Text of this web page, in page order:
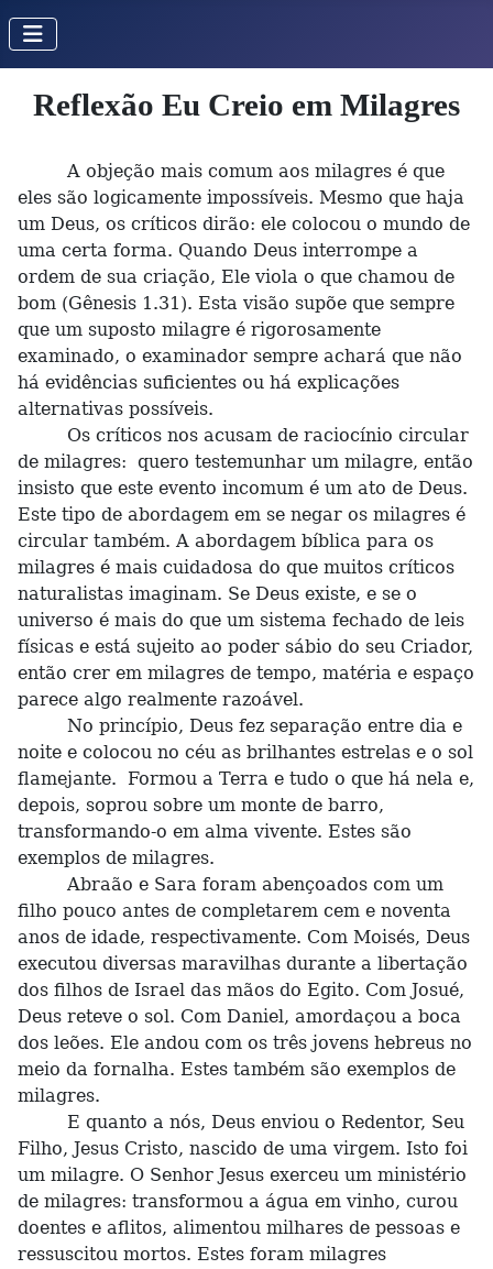
Reflexão Eu Creio em Milagres
A objeção mais comum aos milagres é que
eles são logicamente impossíveis. Mesmo que haja
um Deus, os críticos dirão: ele colocou o mundo de
uma certa forma. Quando Deus interrompe a
ordem de sua criação, Ele viola o que chamou de
bom (Gênesis 1.31). Esta visão supõe que sempre
que um suposto milagre é rigorosamente
examinado, o examinador sempre achará que não
há evidências suficientes ou há explicações
alternativas possíveis.
Os críticos nos acusam de raciocínio circular
de milagres: quero testemunhar um milagre, então
insisto que este evento incomum é um ato de Deus.
Este tipo de abordagem em se negar os milagres é
circular também. A abordagem bíblica para os
milagres é mais cuidadosa do que muitos críticos
naturalistas imaginam. Se Deus existe, e se o
universo é mais do que um sistema fechado de leis
físicas e está sujeito ao poder sábio do seu Criador,
então crer em milagres de tempo, matéria e espaço
parece algo realmente razoável.
No princípio, Deus fez separação entre dia e
noite e colocou no céu as brilhantes estrelas e o sol
flamejante. Formou a Terra e tudo o que há nela e,
depois, soprou sobre um monte de barro,
transformando-o em alma vivente. Estes são
exemplos de milagres.
Abraão e Sara foram abençoados com um
filho pouco antes de completarem cem e noventa
anos de idade, respectivamente. Com Moisés, Deus
executou diversas maravilhas durante a libertação
dos filhos de Israel das mãos do Egito. Com Josué,
Deus reteve o sol. Com Daniel, amordaçou a boca
dos leões. Ele andou com os três jovens hebreus no
meio da fornalha. Estes também são exemplos de
milagres.
E quanto a nós, Deus enviou o Redentor, Seu
Filho, Jesus Cristo, nascido de uma virgem. Isto foi
um milagre. O Senhor Jesus exerceu um ministério
de milagres: transformou a água em vinho, curou
doentes e aflitos, alimentou milhares de pessoas e
ressuscitou mortos. Estes foram milagres